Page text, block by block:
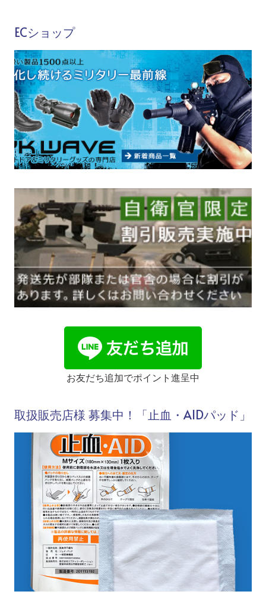
ECショップ
お友だち追加でポイント進呈中
取扱販売店様 募集中！「止血・AIDパッド」